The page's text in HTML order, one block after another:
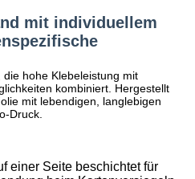
mit individuellem
hohe Klebeleistung mit
kombiniert. Hergestellt
mit lebendigen, langlebigen
Druck.
einer Seite beschichtet für